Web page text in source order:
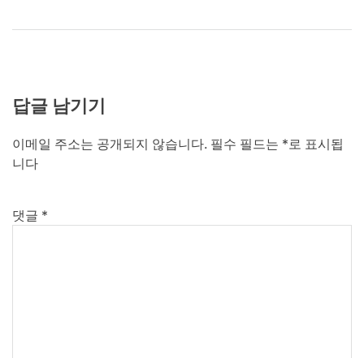
답글 남기기
이메일 주소는 공개되지 않습니다. 필수 필드는 *로 표시됩
니다
댓글 *